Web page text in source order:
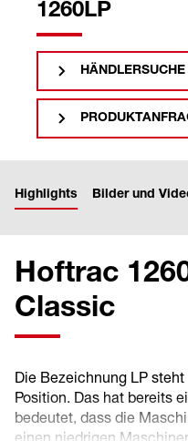
1260LP
HÄNDLERSUCHE
Highlights Bilder und
Hoftrac
Classic
Die Bezeichnung LP
Position. Das hat bereits
bedeutet, dass die
einen niedrigen